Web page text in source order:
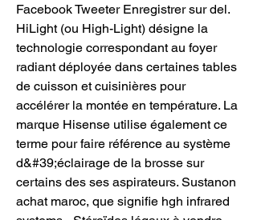
Facebook Tweeter Enregistrer sur del.
HiLight (ou High-Light) désigne la
technologie correspondant au foyer
radiant déployée dans certaines tables
de cuisson et cuisinières pour
accélérer la montée en température. La
marque Hisense utilise également ce
terme pour faire référence au système
d&#39;éclairage de la brosse sur
certains des ses aspirateurs. Sustanon
achat maroc, que signifie hgh infrared